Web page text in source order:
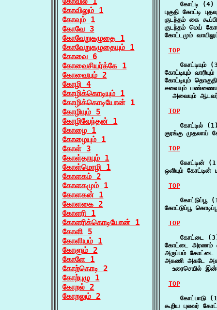
கோவிலும் 1
கோவும் 1
கோவே 3
கோவேறுகழுதை 1
கோவேறுகழுதையும் 1
கோவை 6
கோவைசியர்க்கே 1
கோவையும் 2
கோழி 4
கோழிக்கொடியும் 1
கோழிக்கொடியோன் 1
கோழியும் 5
கோழிவேந்தன் 1
கோழை 1
கோழையும் 1
கோள் 3
கோள்தாயும் 1
கோள்மொழி 1
கோளகம் 2
கோளகமும் 1
கோளகன் 1
கோளகை 2
கோளரி 1
கோளரிக்கொடியோன் 1
கோளி 5
கோளியம் 1
கோளும் 2
கோளே 1
கோற்கொடி 2
கோற்புழு 1
கோறல் 2
கோறலும் 2
    கோட்டி (4)
புகுதி கோட்டி
குடந்தம் கை
குடந்தம் மெய்
கோட்டமும்
TOP
கோட்டியும்
கோட்டியும்
கோட்டியும்
சவையும்
அவையும்
TOP
கோட்டில்
குரங்கு முதலாய்
TOP
கோட்டின்
ஒளியும்
TOP
கோட்டுப்பூ
கோட்டுப்பூ
TOP
கோட்டை
கோட்டை அரணம்
அருப்பம்
அகணி அகடே
உரைசெயில்
TOP
கோட்பாடு
கூறிய புலவர்